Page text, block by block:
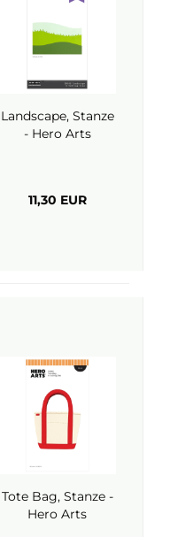
Landscape, Stanze
- Hero Arts
11,30 EUR
Tote Bag, Stanze -
Hero Arts